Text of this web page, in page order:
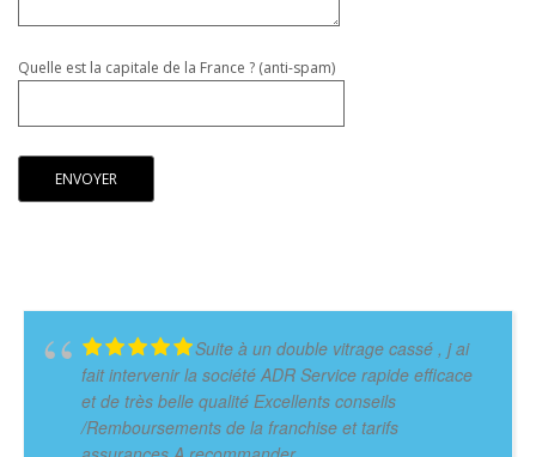
Quelle est la capitale de la France ? (anti-spam)
Suite à un double vitrage cassé , j ai
fait intervenir la société ADR Service rapide efficace
et de très belle qualité Excellents conseils
/Remboursements de la franchise et tarifs